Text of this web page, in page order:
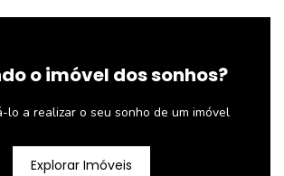
o imóvel dos sonhos?
lo a realizar o seu sonho de um imóvel
Explorar Imóveis